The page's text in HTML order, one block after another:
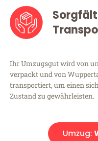
Ihr Umzugsgut wird von
verpackt und von
transportiert, um einen
Zustand zu gewährleisten.
Umzug: